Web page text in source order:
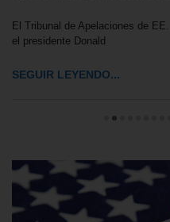
El Tribunal de Apelaciones de
el presidente Donald
SEGUIR LEYENDO...